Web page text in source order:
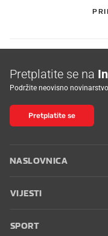
Pretplatite se na
Podržite neovisno
Pretplatite se
NASLOVNICA
VIJESTI
SPORT